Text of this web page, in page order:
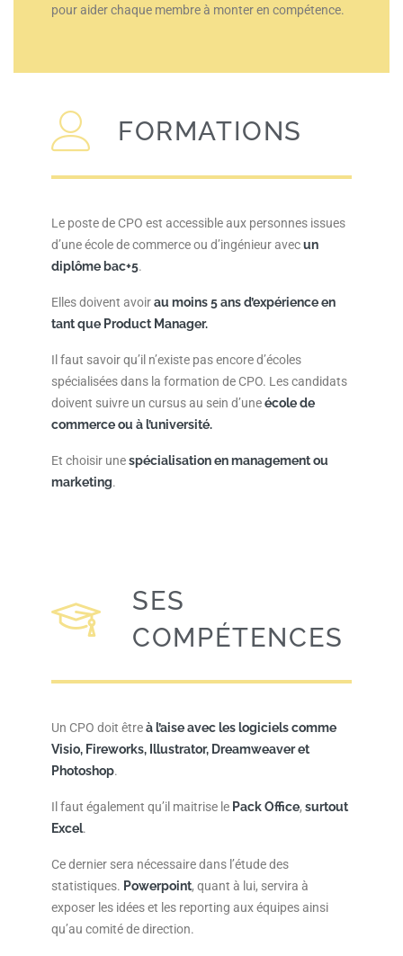
pour aider chaque membre à monter en compétence.
FORMATIONS
Le poste de CPO est accessible aux personnes issues
d’une école de commerce ou d’ingénieur avecun
diplôme bac+5.
Elles doivent avoirau moins 5 ans d’expérience en
tant que Product Manager.
Il faut savoir qu’il n’existe pas encore d’écoles
spécialisées dans la formation de CPO. Les candidats
doivent suivre un cursus au sein d’uneécole de
commerce ou à l’université.
Et choisir unespécialisation en management ou
marketing.
SES
COMPÉTENCES
Un CPO doit êtreà l’aise avec les logiciels comme
Visio, Fireworks, Illustrator, Dreamweaver et
Photoshop.
Il faut également qu’il maitrise le Pack Office, surtout
Excel.
Ce dernier sera nécessaire dans l’étude des
statistiques. Powerpoint, quant à lui, servira à
exposer les idées et les reporting aux équipes ainsi
qu’au comité de direction.